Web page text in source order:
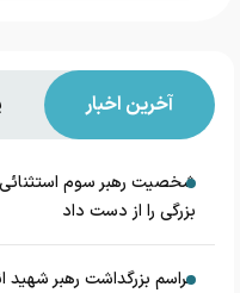
آخرین اخبار
شخصیت رهبر سوم
بزرگی را از دست داد
مراسم بزرگداشت رهبر شهید